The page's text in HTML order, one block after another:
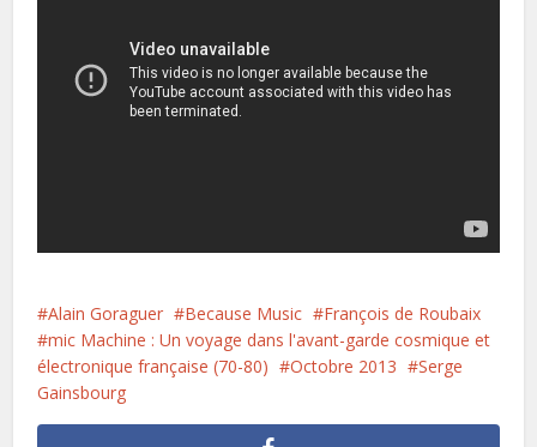
Alain Goraguer Because Music
François de Roubaix
mic Machine : Un voyage dans l'avant-garde cosmique et
électronique française (70-80)
Octobre 2013
Serge
Gainsbourg